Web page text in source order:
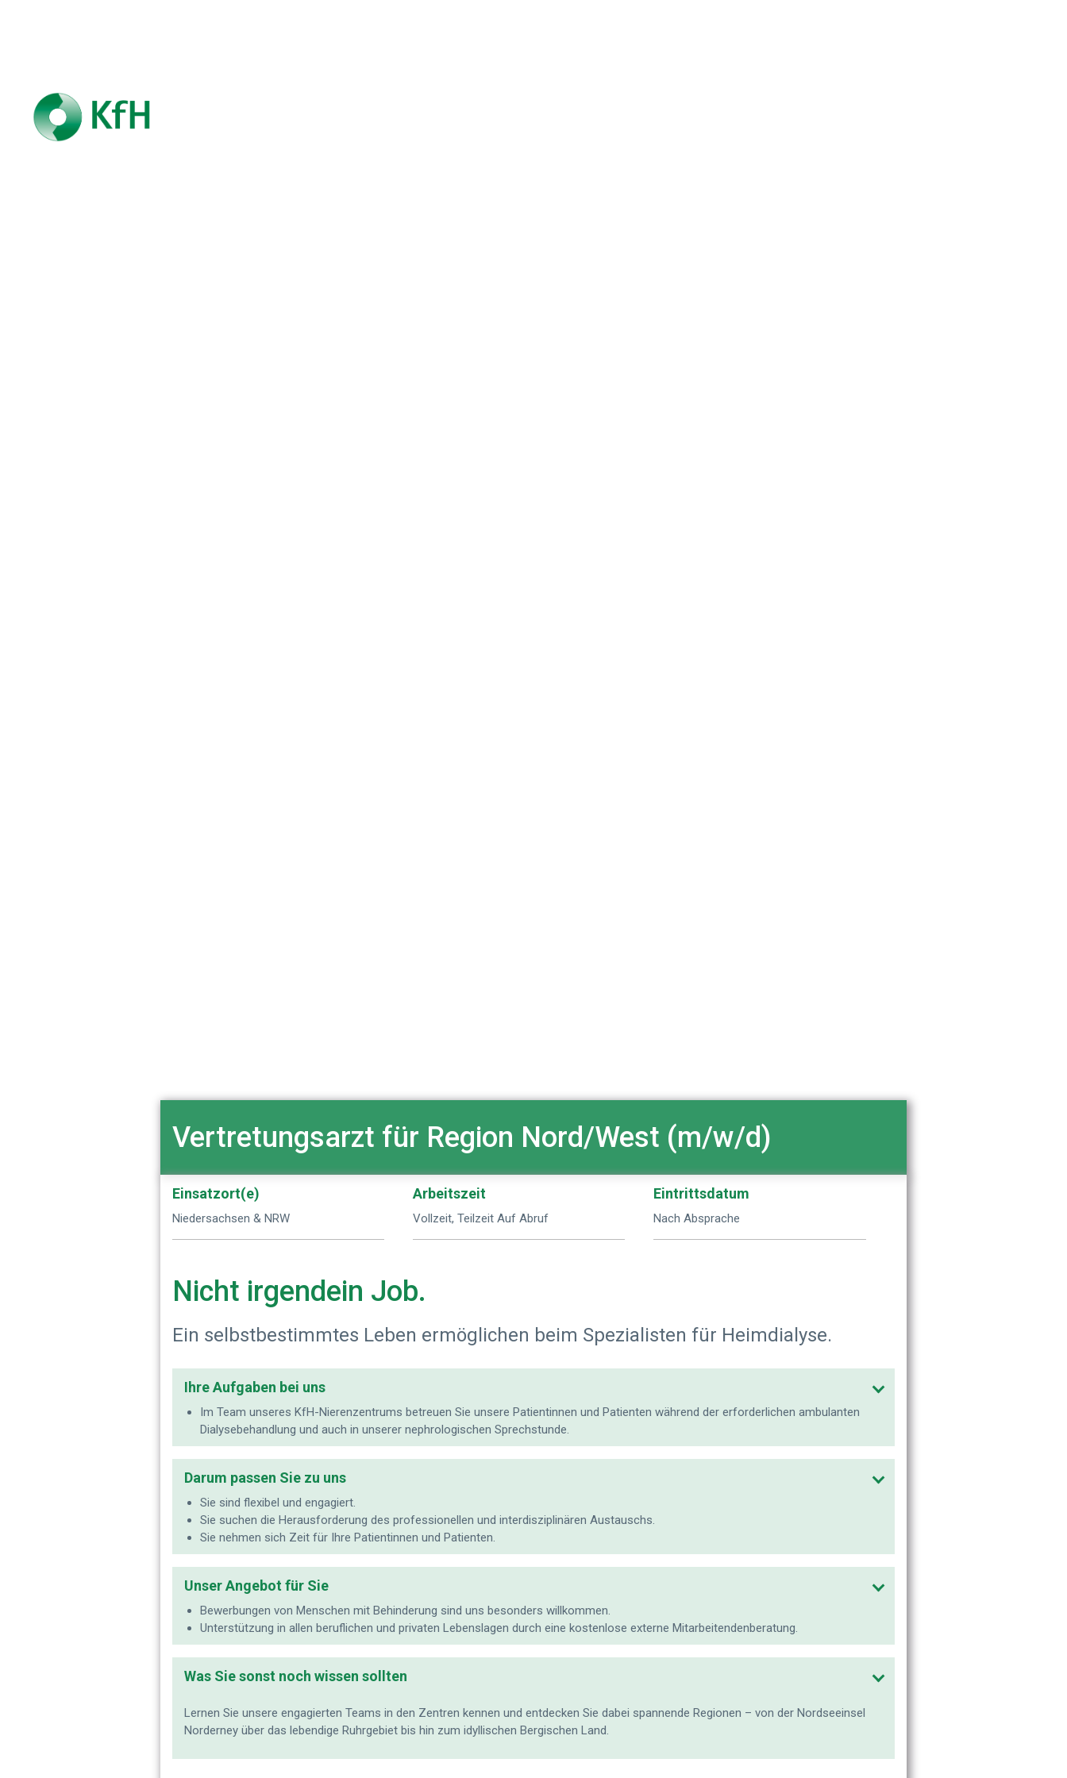
Vertretungsarzt für Region Nord/West (m/w/d)
Einsatzort(e)
Niedersachsen & NRW
Arbeitszeit
Vollzeit, Teilzeit Auf Abruf
Eintrittsdatum
Nach Absprache
Nicht irgendein Job.
Ein selbstbestimmtes Leben ermöglichen beim Spezialisten für Heimdialyse.
Ihre Aufgaben bei uns
Im Team unseres KfH-Nierenzentrums betreuen Sie unsere Patientinnen und Patienten während der erforderlichen ambulanten
Dialysebehandlung und auch in unserer nephrologischen Sprechstunde.
Darum passen Sie zu uns
Sie sind flexibel und engagiert.
Sie suchen die Herausforderung des professionellen und interdisziplinären Austauschs.
Sie nehmen sich Zeit für Ihre Patientinnen und Patienten.
Unser Angebot für Sie
Bewerbungen von Menschen mit Behinderung sind uns besonders willkommen.
Unterstützung in allen beruflichen und privaten Lebenslagen durch eine kostenlose externe Mitarbeitendenberatung.
Was Sie sonst noch wissen sollten
Lernen Sie unsere engagierten Teams in den Zentren kennen und entdecken Sie dabei spannende Regionen – von der Nordseeinsel
Norderney über das lebendige Ruhrgebiet bis hin zum idyllischen Bergischen Land.